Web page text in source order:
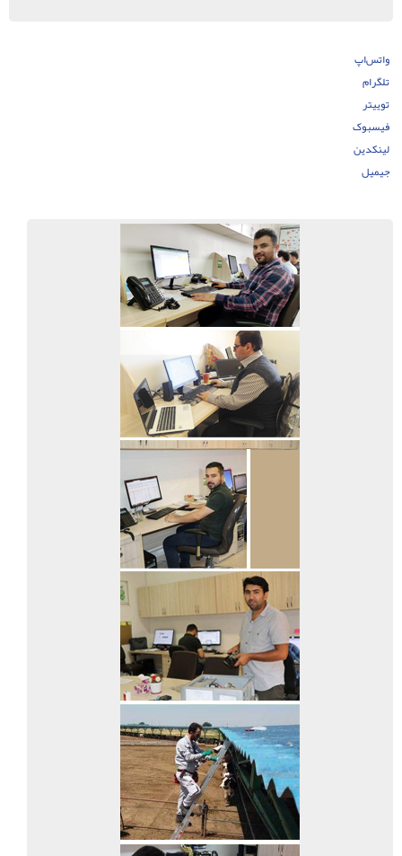
واتس‌اپ
تلگرام
توییتر
فیسبوک
لینکدین
جیمیل